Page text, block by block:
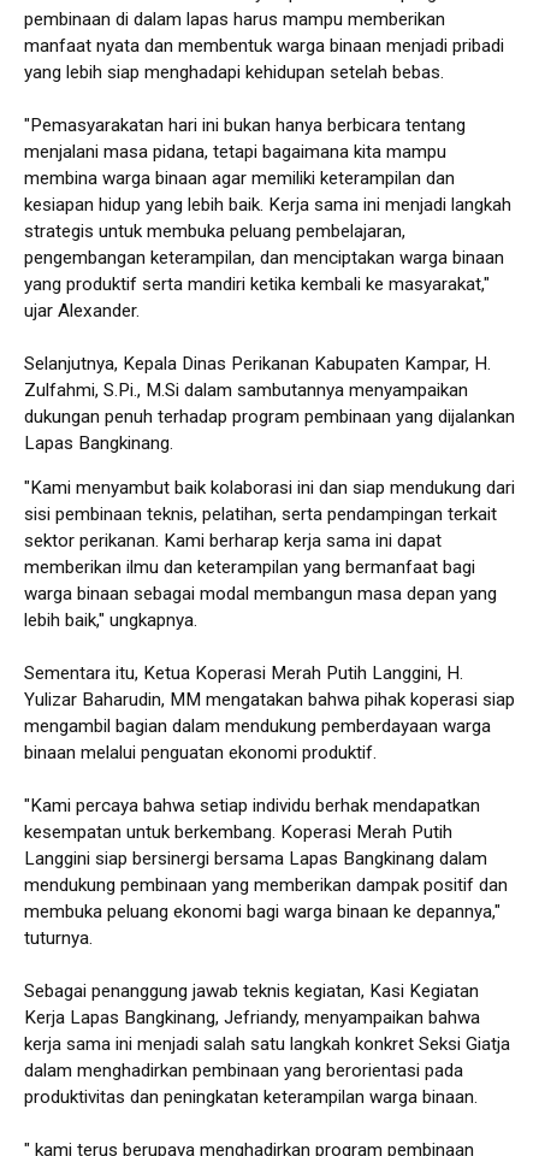
pembinaan di dalam lapas harus mampu memberikan
manfaat nyata dan membentuk warga binaan menjadi pribadi
yang lebih siap menghadapi kehidupan setelah bebas.
"Pemasyarakatan hari ini bukan hanya berbicara tentang
menjalani masa pidana, tetapi bagaimana kita mampu
membina warga binaan agar memiliki keterampilan dan
kesiapan hidup yang lebih baik. Kerja sama ini menjadi langkah
strategis untuk membuka peluang pembelajaran,
pengembangan keterampilan, dan menciptakan warga binaan
yang produktif serta mandiri ketika kembali ke masyarakat,"
ujar Alexander.
Selanjutnya, Kepala Dinas Perikanan Kabupaten Kampar, H.
Zulfahmi, S.Pi., M.Si dalam sambutannya menyampaikan
dukungan penuh terhadap program pembinaan yang dijalankan
Lapas Bangkinang.
"Kami menyambut baik kolaborasi ini dan siap mendukung dari
sisi pembinaan teknis, pelatihan, serta pendampingan terkait
sektor perikanan. Kami berharap kerja sama ini dapat
memberikan ilmu dan keterampilan yang bermanfaat bagi
warga binaan sebagai modal membangun masa depan yang
lebih baik," ungkapnya.
Sementara itu, Ketua Koperasi Merah Putih Langgini, H.
Yulizar Baharudin, MM mengatakan bahwa pihak koperasi siap
mengambil bagian dalam mendukung pemberdayaan warga
binaan melalui penguatan ekonomi produktif.
"Kami percaya bahwa setiap individu berhak mendapatkan
kesempatan untuk berkembang. Koperasi Merah Putih
Langgini siap bersinergi bersama Lapas Bangkinang dalam
mendukung pembinaan yang memberikan dampak positif dan
membuka peluang ekonomi bagi warga binaan ke depannya,"
tuturnya.
Sebagai penanggung jawab teknis kegiatan, Kasi Kegiatan
Kerja Lapas Bangkinang, Jefriandy, menyampaikan bahwa
kerja sama ini menjadi salah satu langkah konkret Seksi Giatja
dalam menghadirkan pembinaan yang berorientasi pada
produktivitas dan peningkatan keterampilan warga binaan.
" kami terus berupaya menghadirkan program pembinaan